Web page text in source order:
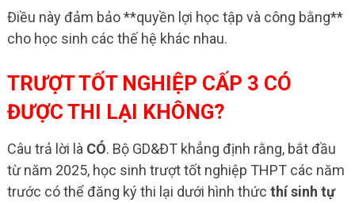
Điều này đảm bảo **quyền lợi học tập và công bằng**
cho học sinh các thế hệ khác nhau.
TRƯỢT TỐT NGHIỆP CẤP 3 CÓ
ĐƯỢC THI LẠI KHÔNG?
Câu trả lời là CÓ. Bộ GD&ĐT khẳng định rằng, bắt đầu
từ năm 2025, học sinh trượt tốt nghiệp THPT các năm
trước có thể đăng ký thi lại dưới hình thức thí sinh tự